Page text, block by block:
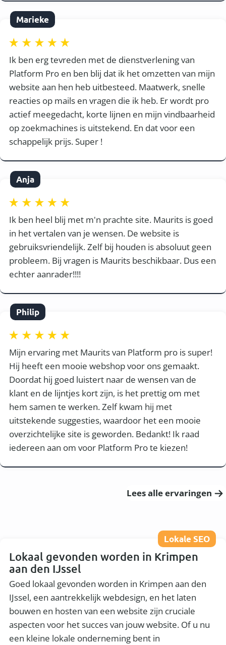
Marieke
Ik ben erg tevreden met de dienstverlening van
Platform Pro en ben blij dat ik het omzetten van mijn
website aan hen heb uitbesteed. Maatwerk, snelle
reacties op mails en vragen die ik heb. Er wordt pro
actief meegedacht, korte lijnen en mijn vindbaarheid
op zoekmachines is uitstekend. En dat voor een
schappelijk prijs. Super !
Anja
Ik ben heel blij met m'n prachte site. Maurits is goed
in het vertalen van je wensen. De website is
gebruiksvriendelijk. Zelf bij houden is absoluut geen
probleem. Bij vragen is Maurits beschikbaar. Dus een
echter aanrader!!!!
Philip
Mijn ervaring met Maurits van Platform pro is super!
Hij heeft een mooie webshop voor ons gemaakt.
Doordat hij goed luistert naar de wensen van de
klant en de lijntjes kort zijn, is het prettig om met
hem samen te werken. Zelf kwam hij met
uitstekende suggesties, waardoor het een mooie
overzichtelijke site is geworden. Bedankt! Ik raad
iedereen aan om voor Platform Pro te kiezen!
Lees alle ervaringen
Lokale SEO
Lokaal gevonden worden in Krimpen
aan den IJssel
Goed lokaal gevonden worden in Krimpen aan den
IJssel, een aantrekkelijk webdesign, en het laten
bouwen en hosten van een website zijn cruciale
aspecten voor het succes van jouw website. Of u nu
een kleine lokale onderneming bent in